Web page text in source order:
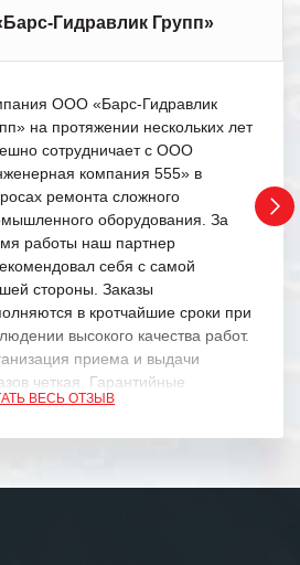
Гидравлик Групп»
ООО «Барс-Гидравлик
на протяжении нескольких лет
сотрудничает с ООО
компания 555» в
ремонта сложного
оборудования. За
работы наш партнер
себя с самой
стороны. Заказы
в кротчайшие сроки при
высокого качества работ.
приема и выдачи
четкая. Гарантийные
выполняются в
ВЕСЬ ОТЗЫВ